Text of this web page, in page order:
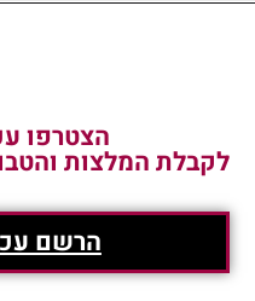
הצטרפו
לקבלת המלצות
הרשם